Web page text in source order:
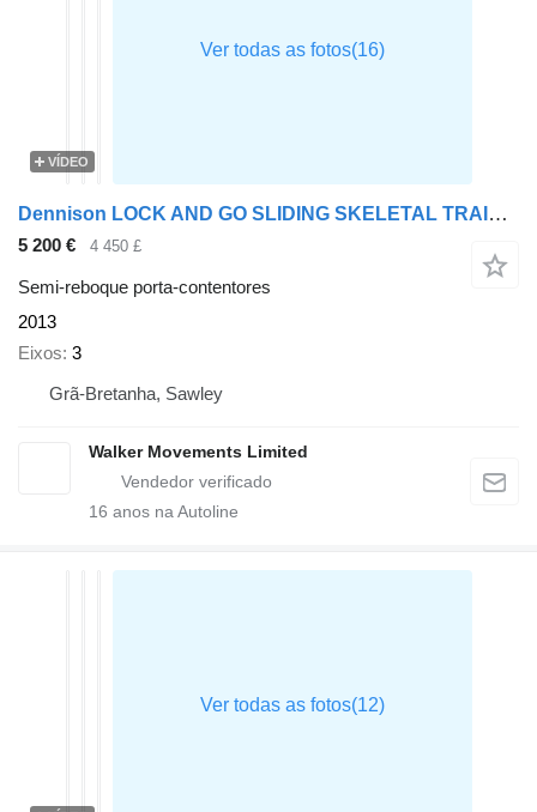
VÍDEO
Dennison LOCK AND GO SLIDING SKELETAL TRAILER – C354476
5 200 € 4 450 £
Semi-reboque porta-contentores
2013
Eixos 3
Grã-Bretanha, Sawley
Walker Movements Limited
16 anos na Autoline